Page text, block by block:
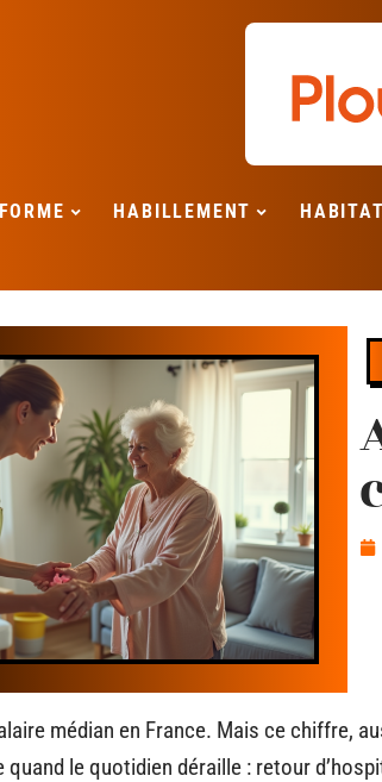
FORME HABILLEMENT HABITAT
médian en France. Mais ce chiffre,
quand le quotidien déraille : retour